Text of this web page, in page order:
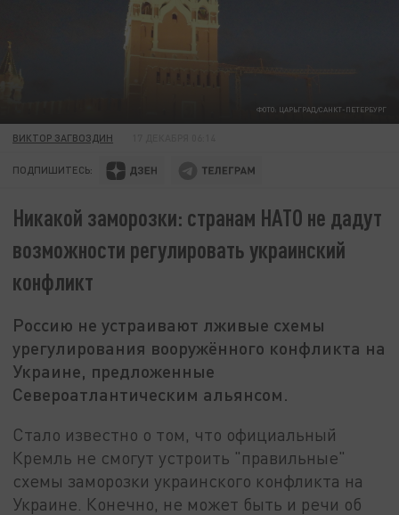
ФОТО: ЦАРЬГРАД/САНКТ-ПЕТЕРБУРГ
ВИКТОР ЗАГВОЗДИН
ПОДПИШИТЕСЬ:
Никакой заморозки: странам НАТО не дадут
возможности регулировать украинский
конфликт
Россию не устраивают лживые схемы
урегулирования вооружённого конфликта на
Украине, предложенные
Североатлантическим альянсом.
Стало известно о том, что официальный
Кремль не смогут устроить "правильные"
схемы заморозки украинского конфликта на
Украине. Конечно, не может быть и речи об